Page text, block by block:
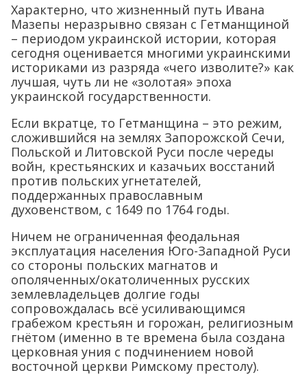
Характерно, что жизненный путь Ивана
Мазепы неразрывно связан с Гетманщиной
– периодом украинской истории, которая
сегодня оценивается многими украинскими
историками из разряда «чего изволите?» как
лучшая, чуть ли не «золотая» эпоха
украинской государственности.
Если вкратце, то Гетманщина – это режим,
сложившийся на землях Запорожской Сечи,
Польской и Литовской Руси после череды
войн, крестьянских и казачьих восстаний
против польских угнетателей,
поддержанных православным
духовенством, с 1649 по 1764 годы.
Ничем не ограниченная феодальная
эксплуатация населения Юго-Западной Руси
со стороны польских магнатов и
ополяченных/окатоличенных русских
землевладельцев долгие годы
сопровождалась всё усиливающимся
грабежом крестьян и горожан, религиозным
гнётом (именно в те времена была создана
церковная уния с подчинением новой
восточной церкви Римскому престолу).